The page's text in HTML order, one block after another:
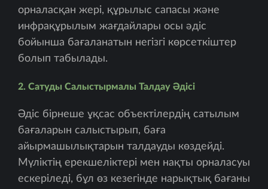
орналасқан жері, құрылыс сапасы және
инфрақұрылым жағдайлары осы әдіс
бойынша бағаланатын негізгі көрсеткіштер
болып табылады.
2. Сатуды Салыстырмалы Талдау Әдісі
Әдіс бірнеше ұқсас объектілердің сатылым
бағаларын салыстырып, баға
айырмашылықтарын талдауды көздейді.
Мүліктің ерекшеліктері мен нақты орналасуы
ескеріледі, бұл өз кезегінде нарықтық бағаны